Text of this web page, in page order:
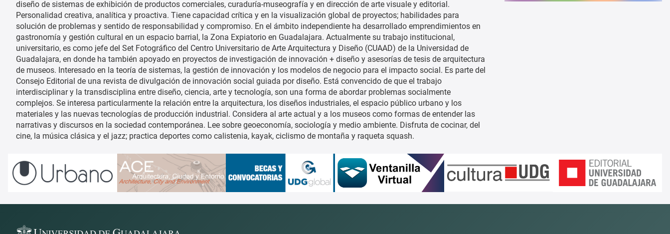
diseño de sistemas de exhibición de productos comerciales, curaduría-museografía y en dirección de arte visuale y editorial.
Personalidad creativa, analítica y proactiva. Tiene capacidad crítica y en la visualización global de proyectos; habilidades para
solución de problemas y sentido de responsabilidad y compromiso. En el ámbito independiente ha desarrollado emprendimientos en
gastronomía y gestión cultural en un espacio barrial, la Zona Expiatorio en Guadalajara. Actualmente su trabajo institucional,
universitario, es como jefe del Set Fotográfico del Centro Universitario de Arte Arquitectura y Diseño (CUAAD) de la Universidad de
Guadalajara, en donde ha también apoyado en proyectos de investigación de innovación + diseño y asesorías de tesis de arquitectura
de museos. Interesado en la teoría de sistemas, la gestión de innovación y los modelos de negocio para el impacto social. Es parte del
Consejo Editorial de una revista de divulgación de innovación social guiada por diseño. Está convencido de que el trabajo
interdisciplinar y la transdisciplina entre diseño, ciencia, arte y tecnología, son una forma de abordar problemas socialmente
complejos. Se interesa particularmente la relación entre la arquitectura, los diseños industriales, el espacio público urbano y los
materiales y las nuevas tecnologías de producción industrial. Considera al arte actual y a los museos como formas de entender las
narrativas y discursos en la sociedad contemporánea. Lee sobre geoeconomía, sociología y medio ambiente. Disfruta de cocinar, del
cine, la música clásica y el jazz; practica deportes como calistenia, kayak, ciclismo de montaña y raqueta squash.